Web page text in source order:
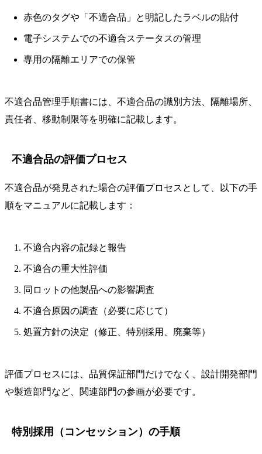
赤色のタグや「不適合品」と明記したラベルの貼付
電子システムでの不適合ステータスの管理
専用の隔離エリアでの保管
不適合品管理手順書には、不適合品の識別方法、隔離場所、
責任者、移動制限等を明確に記載します。
不適合品の評価プロセス
不適合品が発見された場合の評価プロセスとして、以下の手
順をマニュアルに記載します：
不適合内容の記録と報告
不適合の重大性評価
同ロットの他製品への影響調査
不適合原因の調査（必要に応じて）
処置方針の決定（修正、特別採用、廃棄等）
評価プロセスには、品質保証部門だけでなく、設計開発部門
や製造部門など、関連部門の参画が必要です。
特別採用（コンセッション）の手順